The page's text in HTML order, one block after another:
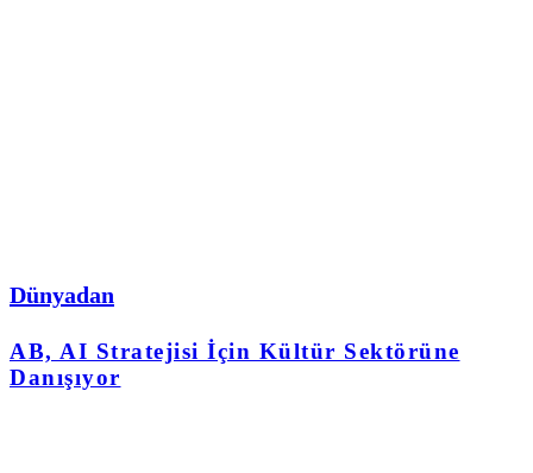
Dünyadan
AB, AI Stratejisi İçin Kültür Sektörüne
Danışıyor